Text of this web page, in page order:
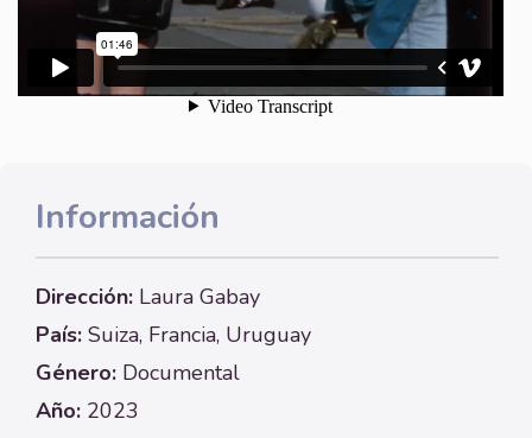
Información
Dirección: Laura Gabay
País: Suiza, Francia, Uruguay
Género: Documental
Año: 2023